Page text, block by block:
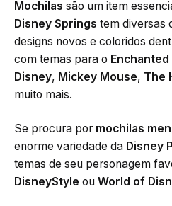
Mochilas são um item
Disney Springs tem diversas
designs novos e coloridos
com temas para o
Disney, Mickey Mouse, The
muito mais.
Se procura por mochilas
enorme variedade da Disney
temas de seu personagem
DisneyStyle ou World of